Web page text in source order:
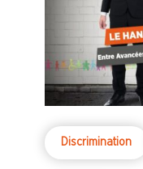
Discrimination